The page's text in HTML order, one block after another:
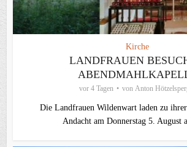
Kirche
LANDFRAUEN
vor 4 Tagen von Anton
Die Landfrauen Wildenwart laden zu
Andacht am Donnerstag 5. August